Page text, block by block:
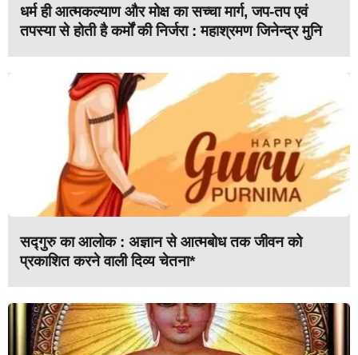
धर्म ही आत्मकल्याण और मोक्ष का सच्चा मार्ग, जप-तप एवं
तपस्या से होती है कर्मों की निर्जरा : महाश्रमण जिनेन्द्र मुनि
सद्गुरु का आलोक : अज्ञान से आत्मबोध तक जीवन को
प्रकाशित करने वाली दिव्य चेतना*